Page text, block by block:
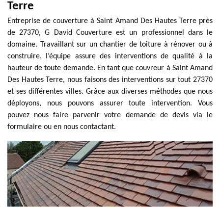
Terre
Entreprise de couverture à Saint Amand Des Hautes Terre près
de 27370, G David Couverture est un professionnel dans le
domaine. Travaillant sur un chantier de toiture à rénover ou à
construire, l’équipe assure des interventions de qualité à la
hauteur de toute demande. En tant que couvreur à Saint Amand
Des Hautes Terre, nous faisons des interventions sur tout 27370
et ses différentes villes. Grâce aux diverses méthodes que nous
déployons, nous pouvons assurer toute intervention. Vous
pouvez nous faire parvenir votre demande de devis via le
formulaire ou en nous contactant.